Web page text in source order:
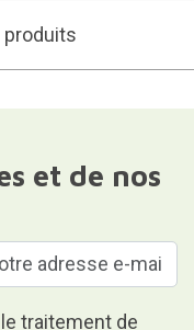
produits
et de nos
traitement de